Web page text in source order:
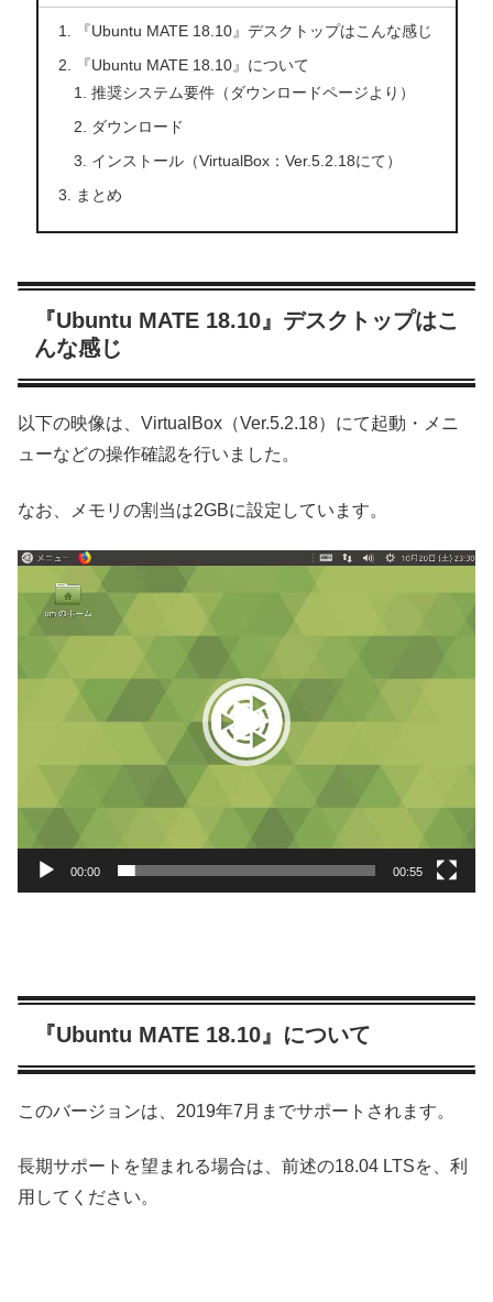
『Ubuntu MATE 18.10』デスクトップはこんな感じ
『Ubuntu MATE 18.10』について
推奨システム要件（ダウンロードページより）
ダウンロード
インストール（VirtualBox：Ver.5.2.18にて）
まとめ
『Ubuntu MATE 18.10』デスクトップはこ
んな感じ
以下の映像は、VirtualBox（Ver.5.2.18）にて起動・メニ
ューなどの操作確認を行いました。
なお、メモリの割当は2GBに設定しています。
動
画
00:00 00:55
『Ubuntu MATE 18.10』について
このバージョンは、2019年7月までサポートされます。
長期サポートを望まれる場合は、前述の18.04 LTSを、利
用してください。